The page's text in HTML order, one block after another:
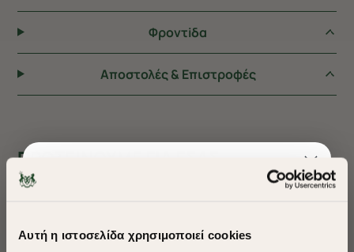
Αυτή η ιστοσελίδα χρησιμοποιεί cookies
Φροντiδα
Αποστολές & Επιστροφές
ΠΡΟΤΕΙΝΟΥΜΕ ΓΙΑ ΕΣΑΣ